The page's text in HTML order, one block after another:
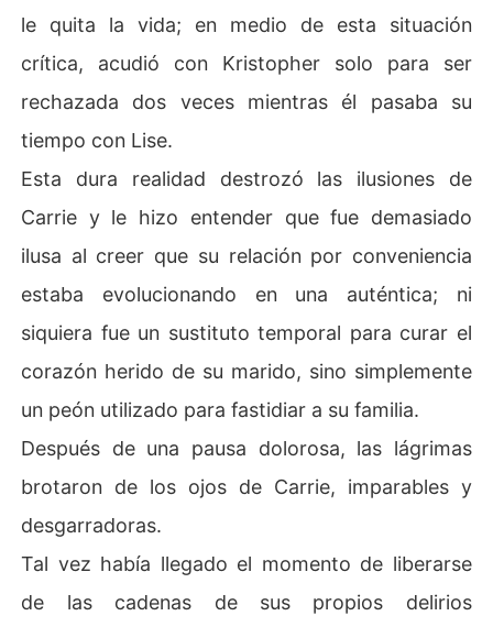
le quita la vida; en medio de esta situación
crítica, acudió con Kristopher solo para ser
rechazada dos veces mientras él pasaba su
tiempo con Lise.
Esta dura realidad destrozó las ilusiones de
Carrie y le hizo entender que fue demasiado
ilusa al creer que su relación por conveniencia
estaba evolucionando en una auténtica; ni
siquiera fue un sustituto temporal para curar el
corazón herido de su marido, sino simplemente
un peón utilizado para fastidiar a su familia.
Después de una pausa dolorosa, las lágrimas
brotaron de los ojos de Carrie, imparables y
desgarradoras.
Tal vez había llegado el momento de liberarse
de las cadenas de sus propios delirios